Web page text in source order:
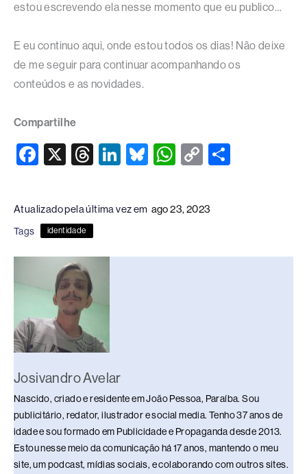
estou escrevendo ela nesse momento que eu publico…
E eu continuo aqui, onde estou todos os dias! Não deixe
de me seguir para continuar acompanhando os
conteúdos e as novidades.
Compartilhe
F
e
b
o
o
X
T
a
s
Li
e
n
Bl
sk
W
s
p
C
y
n
Atualizado pela última vez em ago 23, 2023
Tags identidade
Josivandro Avelar
Nascido, criado e residente em João Pessoa, Paraíba. Sou
publicitário, redator, ilustrador e social media. Tenho 37 anos de
idade e sou formado em Publicidade e Propaganda desde 2013.
Estou nesse meio da comunicação há 17 anos, mantendo o meu
site, um podcast, mídias sociais, e colaborando com outros sites.